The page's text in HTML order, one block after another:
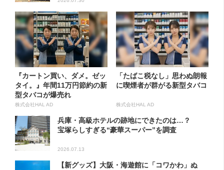
『カートン買い、ダメ。ゼッ
タイ。』年間11万円節約の新
型タバコが爆売れ
株式会社HAL AD
「たばこ税なし」思わぬ朗報
に喫煙者が群がる新型タバコ
株式会社HAL AD
兵庫・高級ホテルの跡地にできたのは…？
宝塚らしすぎる“豪華スーパー”を調査
2026.07.13
【新グッズ】大阪・海遊館に「コワかわ」ぬ